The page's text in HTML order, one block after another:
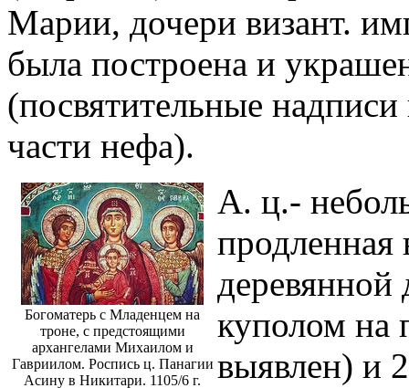
Марии, дочери визант.
была построена и
(посвятительные
части нефа).
Богоматерь с Младенцем на
троне, с предстоящими
архангелами Михаилом и
Гавриилом. Роспись ц. Панагии
Асину в Никитари. 1105/6 г.
А. ц.-
продленная
деревянной
куполом на
выявлен) и